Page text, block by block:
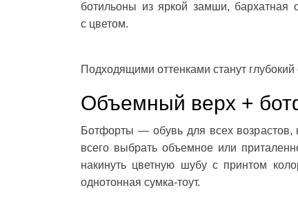
ботильоны из яркой замши,
с цветом.
Подходящими оттенками станут
Объемный верх +
Ботфорты — обувь для всех возрастов,
всего выбрать объемное или
накинуть цветную шубу с принтом
однотонная сумка-тоут.